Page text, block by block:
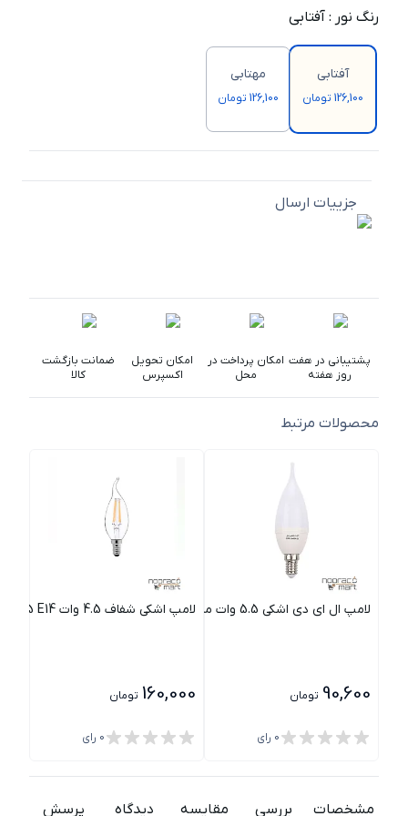
رنگ نور : آفتابی
آفتابی
126,100 تومان
مهتابی
126,100 تومان
جزییات ارسال
پشتیبانی در هفت
روز هفته
امکان پرداخت در
محل
امکان تحویل
اکسپرس
ضمانت بازگشت
کالا
محصولات مرتبط
لامپ ال ای دی اشکی 5.5 وات مات نور
90,600 تومان
0 رای
لامپ اشکی شفاف 4.5 وات SH-CF35 E14 شعاع
160,000 تومان
0 رای
مشخصات بررسی مقایسه دیدگاه پرسش